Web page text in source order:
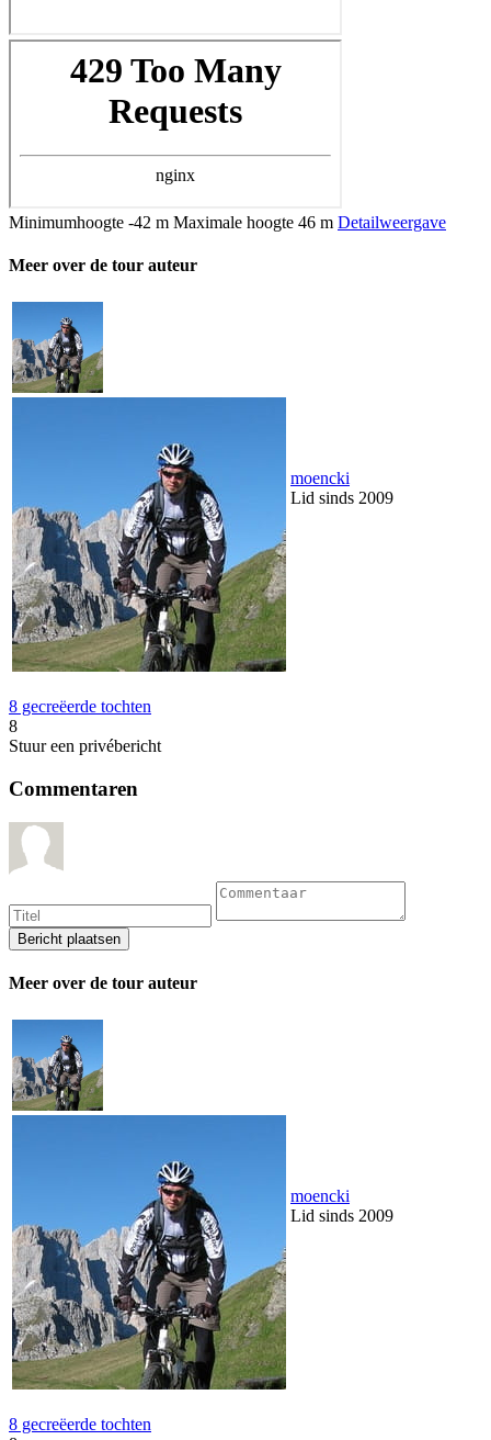
Minimumhoogte -42 m Maximale hoogte 46 m Detailweergave
Meer over de tour auteur
moencki
Lid sinds 2009
8 gecreëerde tochten
8
Stuur een privébericht
Commentaren
Meer over de tour auteur
moencki
Lid sinds 2009
8 gecreëerde tochten